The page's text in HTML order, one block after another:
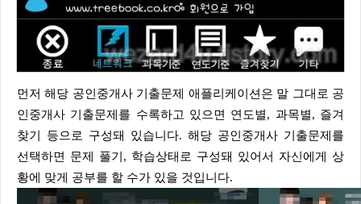
먼저 해당 공인중개사 기출문제 애플리케이션은 말 그대로 공
인중개사 기출문제를 수록하고 있으면 연도별, 과목별, 즐겨
찾기 등으로 구성돼 있습니다. 해당 공인중개사 기출문제를
선택하면 문제 풀기, 학습상태로 구성돼 있어서 자신에게 상
황에 맞게 공부를 할 수가 있을 것입니다.